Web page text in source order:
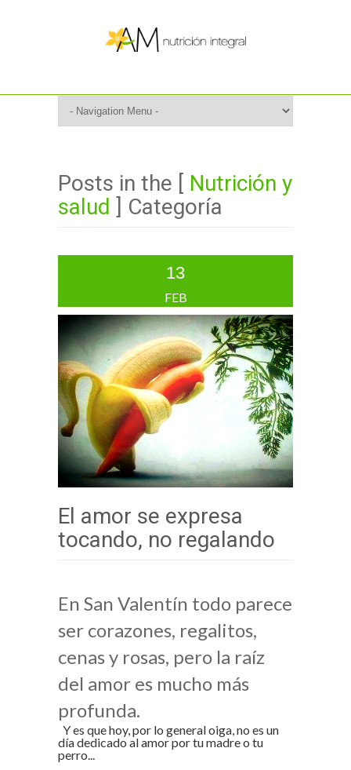
Posts in the [ Nutrición y
salud ] Categoría
13
FEB
El amor se expresa
tocando, no regalando
En San Valentín todo parece
ser corazones, regalitos,
cenas y rosas, pero la raíz
del amor es mucho más
profunda.
Y es que hoy, por lo general oiga, no es un
día dedicado al amor por tu madre o tu
perro...